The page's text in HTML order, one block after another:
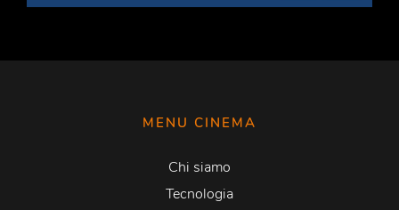
MENU CINEMA
Chi siamo
Tecnologia